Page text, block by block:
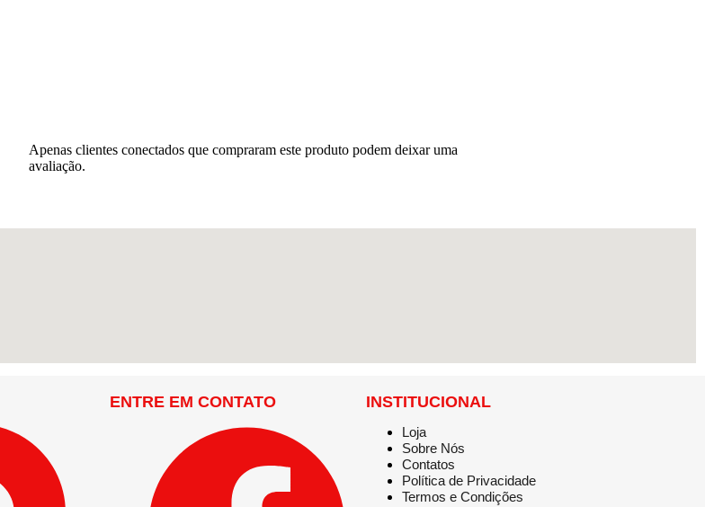
Apenas clientes conectados que compraram este produto podem deixar uma
avaliação.
ENTRE EM CONTATO INSTITUCIONAL
Loja
Sobre Nós
Contatos
Política de Privacidade
Termos e Condições